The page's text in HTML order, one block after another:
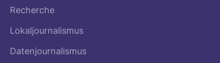
Recherche
Lokaljournalismus
Datenjournalismus